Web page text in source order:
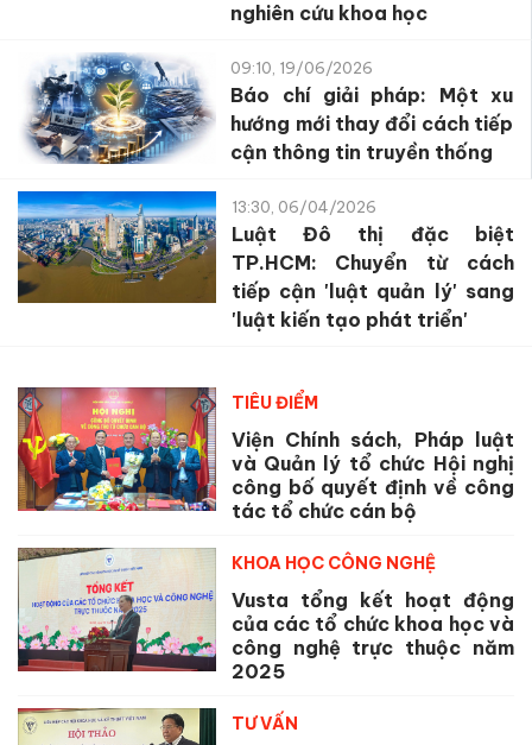
nghiên cứu khoa học
09:10, 19/06/2026
Báo chí giải pháp: Một xu
hướng mới thay đổi cách tiếp
cận thông tin truyền thống
13:30, 06/04/2026
Luật Đô thị đặc biệt
TP.HCM: Chuyển từ cách
tiếp cận 'luật quản lý' sang
'luật kiến tạo phát triển'
TIÊU ĐIỂM
Viện Chính sách, Pháp luật
và Quản lý tổ chức Hội nghị
công bố quyết định về công
tác tổ chức cán bộ
KHOA HỌC CÔNG NGHỆ
Vusta tổng kết hoạt động
của các tổ chức khoa học và
công nghệ trực thuộc năm
2025
TƯ VẤN